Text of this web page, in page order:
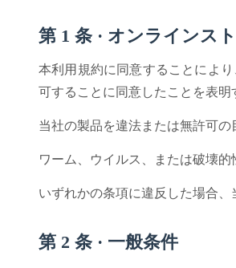
第 1 条 · オンラインス
本利用規約に同意することによ
可することに同意したことを表明
当社の製品を違法または無許可
ワーム、ウイルス、または破壊
いずれかの条項に違反した場合、
第 2 条 · 一般条件